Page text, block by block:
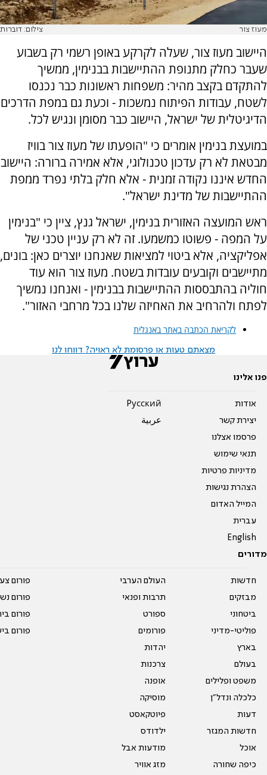
מעוז צור צילום: דוברות
היישוב מעוז צור, שעלה לקרקע באופן רשמי רק בשבוע
שעבר כחלק מתנופת ההתיישבות בבנימין, ממשיך
להתקדם בקצב מהיר: משפחות ראשונות כבר נכנסו
לשטח, עבודות הפיתוח נמשכות - וכעת גם במפת הדרכים
הדיגיטלית של ישראל, היישוב כבר מסומן ונגיש לכל.
במועצת בנימין אומרים כי "הופעתו של מעוז צור בוויז
מבטאת לא רק עדכון טכנולוגי, אלא אמירה ברורה: היישוב
החדש איננו נקודה זמנית - אלא חלק בלתי נפרד ממפת
ההתיישבות של מדינת ישראל".
ראש המועצה האזורית בנימין, ישראל גנץ, ציין כי "בנימין
על המפה - פשוטו כמשמעו. זה לא רק עניין טכני של
אפליקציה, אלא ביטוי למציאות שאנחנו יוצרים כאן: בונים,
מתיישבים וקובעים עובדות בשטח. מעוז צור הוא עוד
חוליה בהתבססות ההתיישבות בבנימין - ואנחנו נמשיך
לפתח ולהרחיב את האחיזה שלנו בכל מרחבי האזור".
לקריאת הכתבה באתר באנגלית
מצאתם טעות או פרסומת לא ראויה? דווחו לנו
פנו אלינו
אודות
יצירת קשר
פרסמו אצלנו
תנאי שימוש
מדיניות פרטיות
הצהרת נגישות
המייל האדום
עברית
English
Pусский
عربية
מדורים
חדשות
מבזקים
ביטחוני
פוליטי-מדיני
בארץ
בעולם
משפט ופלילים
כלכלה ונדל"ן
דעות
חדשות המגזר
אוכל
כיפה שחורה
העולם הערבי
תרבות ופנאי
ספורט
פורומים
יהדות
צרכנות
אופנה
מוסיקה
פיוטקאסט
ילדודס
מודעות אבל
מזג אוויר
פורום
פורום
פורום
פורום